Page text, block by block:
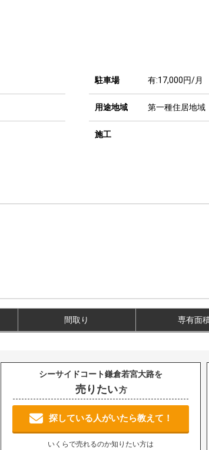
駐車場 有:17,000円/月
用途地域 第一種住居地域
施工
間取り 専有面
シーサイドコート鎌倉若宮大路を
売りたい方
探している人がいたら教えて！
いくらで売れるのか知りたい方は